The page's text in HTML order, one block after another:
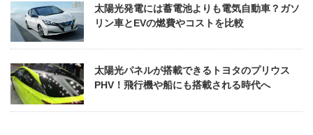
太陽光発電には蓄電池よりも電気自動車？ガソ
リン車とEVの燃費やコストを比較
太陽光パネルが搭載できるトヨタのプリウス
PHV！飛行機や船にも搭載される時代へ